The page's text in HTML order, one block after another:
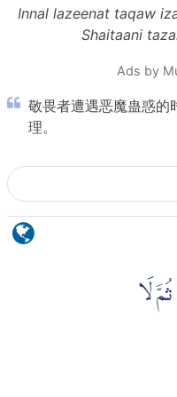
Innal lazeenat taqaw
Shaitaani
Ads by
敬畏者遭遇恶魔蛊惑的
理。
لَا